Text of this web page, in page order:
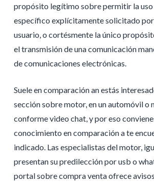
propósito legítimo sobre permitir la uso
específico explícitamente solicitado
usuario, o cortésmente la único
el transmisión de una comunicación
de comunicaciones electrónicas.
Suele en comparación an estás
sección sobre motor, en un automóvil o
conforme video chat, y por eso
conocimiento en comparación a te
indicado. Las especialistas del motor,
presentan su predilección por usb o
portal sobre compra venta ofrece